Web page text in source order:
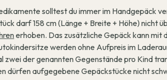
solltest du immer im Handgepäck
darf 158 cm (Länge + Breite + Höhe)
erhoben. Das zusätzliche Gepäck kann
werden ohne Aufpreis im
zwei der genannten Gegenstände pro Kind
dürfen aufgegebene Gepäckstücke nicht